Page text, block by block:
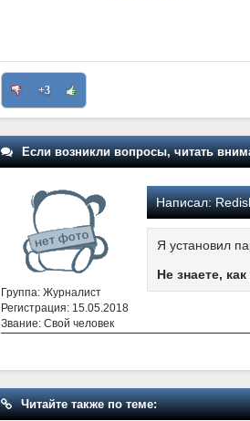
+3
Если возникли вопросы, читать
Группа: Журналист
Регистрация: 15.05.2018
Звание: Свой человек
Написал:
Я установил
Не знаете,
Читайте также по теме: